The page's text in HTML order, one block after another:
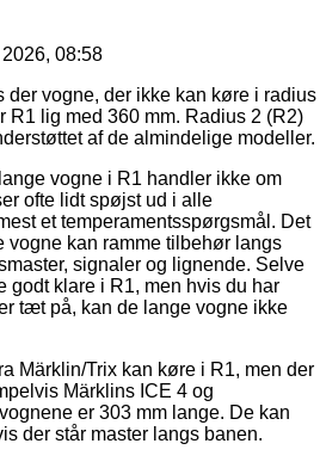
08:58
vogne, der ikke kan køre i radius
R1 lig med 360 mm. Radius 2 (R2)
af de almindelige modeller.
vogne i R1 handler ikke om
ofte lidt spøjst ud i alle
et temperamentsspørgsmål. Det
vogne kan ramme tilbehør langs
signaler og lignende. Selve
godt klare i R1, men hvis du har
tæt på, kan de lange vogne ikke
Märklin/Trix kan køre i R1, men der
Märklins ICE 4 og
er 303 mm lange. De kan
der står master langs banen.